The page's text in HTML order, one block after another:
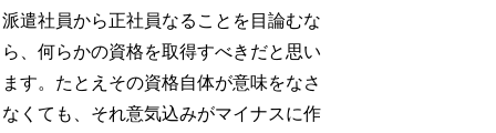
派遣社員から正社員なることを目論むな
ら、何らかの資格を取得すべきだと思い
ます。たとえその資格自体が意味をなさ
なくても、それ意気込みがマイナスに作